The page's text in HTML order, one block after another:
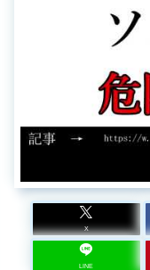
X
LINE